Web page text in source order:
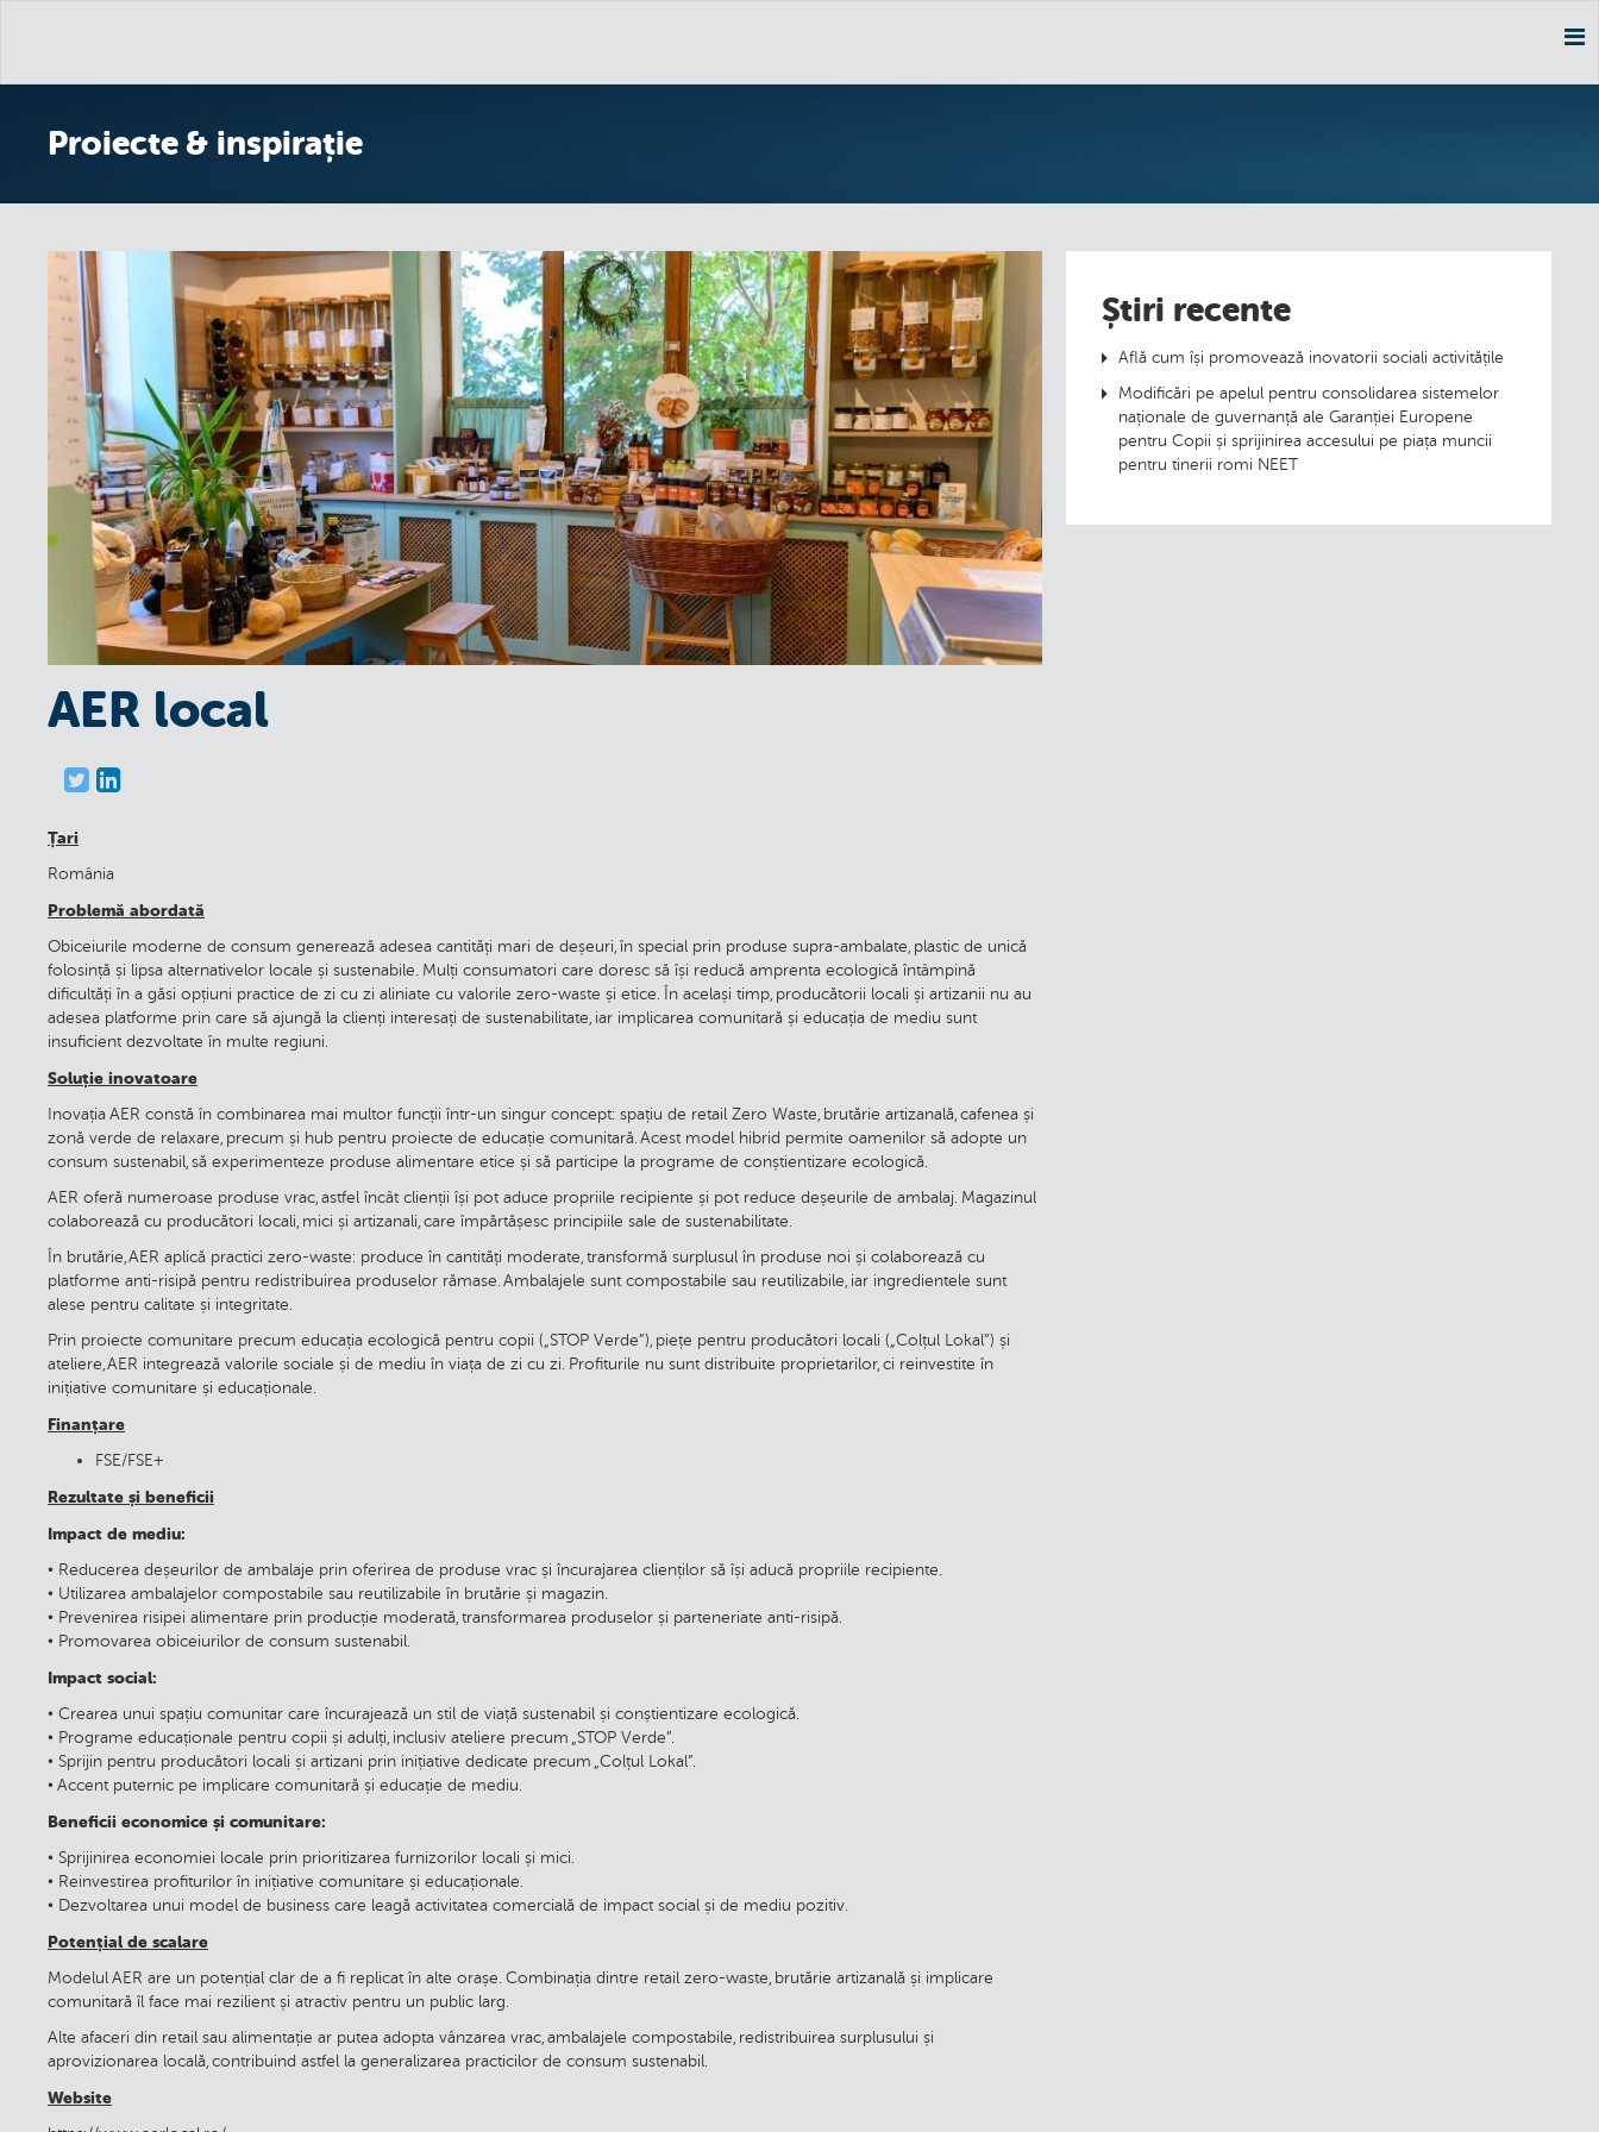
Proiecte & inspirație
AER local
Țari
România
Problemă abordată
Obiceiurile moderne de consum generează adesea cantități mari de deșeuri, în special prin produse supra-ambalate, plastic de unică
folosință și lipsa alternativelor locale și sustenabile. Mulți consumatori care doresc să își reducă amprenta ecologică întâmpină
dificultăți în a găsi opțiuni practice de zi cu zi aliniate cu valorile zero-waste și etice. În același timp, producătorii locali și artizanii nu au
adesea platforme prin care să ajungă la clienți interesați de sustenabilitate, iar implicarea comunitară și educația de mediu sunt
insuficient dezvoltate în multe regiuni.
Soluție inovatoare
Inovația AER constă în combinarea mai multor funcții într-un singur concept: spațiu de retail Zero Waste, brutărie artizanală, cafenea și
zonă verde de relaxare, precum și hub pentru proiecte de educație comunitară. Acest model hibrid permite oamenilor să adopte un
consum sustenabil, să experimenteze produse alimentare etice și să participe la programe de conștientizare ecologică.
AER oferă numeroase produse vrac, astfel încât clienții își pot aduce propriile recipiente și pot reduce deșeurile de ambalaj. Magazinul
colaborează cu producători locali, mici și artizanali, care împărtășesc principiile sale de sustenabilitate.
În brutărie, AER aplică practici zero-waste: produce în cantități moderate, transformă surplusul în produse noi și colaborează cu
platforme anti-risipă pentru redistribuirea produselor rămase. Ambalajele sunt compostabile sau reutilizabile, iar ingredientele sunt
alese pentru calitate și integritate.
Prin proiecte comunitare precum educația ecologică pentru copii („STOP Verde”), piețe pentru producători locali („Colțul Lokal”) și
ateliere, AER integrează valorile sociale și de mediu în viața de zi cu zi. Profiturile nu sunt distribuite proprietarilor, ci reinvestite în
inițiative comunitare și educaționale.
Finanțare
FSE/FSE+
Rezultate și beneficii
Impact de mediu:
• Reducerea deșeurilor de ambalaje prin oferirea de produse vrac și încurajarea clienților să își aducă propriile recipiente.
• Utilizarea ambalajelor compostabile sau reutilizabile în brutărie și magazin.
• Prevenirea risipei alimentare prin producție moderată, transformarea produselor și parteneriate anti-risipă.
• Promovarea obiceiurilor de consum sustenabil.
Impact social:
• Crearea unui spațiu comunitar care încurajează un stil de viață sustenabil și conștientizare ecologică.
• Programe educaționale pentru copii și adulți, inclusiv ateliere precum „STOP Verde”.
• Sprijin pentru producători locali și artizani prin inițiative dedicate precum „Colțul Lokal”.
• Accent puternic pe implicare comunitară și educație de mediu.
Beneficii economice și comunitare:
• Sprijinirea economiei locale prin prioritizarea furnizorilor locali și mici.
• Reinvestirea profiturilor în inițiative comunitare și educaționale.
• Dezvoltarea unui model de business care leagă activitatea comercială de impact social și de mediu pozitiv.
Potențial de scalare
Modelul AER are un potențial clar de a fi replicat în alte orașe. Combinația dintre retail zero-waste, brutărie artizanală și implicare
comunitară îl face mai rezilient și atractiv pentru un public larg.
Alte afaceri din retail sau alimentație ar putea adopta vânzarea vrac, ambalajele compostabile, redistribuirea surplusului și
aprovizionarea locală, contribuind astfel la generalizarea practicilor de consum sustenabil.
Website
Știri recente
Află cum își promovează inovatorii sociali activitățile
Modificări pe apelul pentru consolidarea sistemelor
naționale de guvernanță ale Garanției Europene
pentru Copii și sprijinirea accesului pe piața muncii
pentru tinerii romi NEET